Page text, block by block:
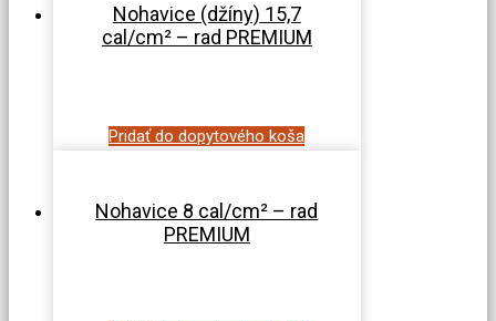
Nohavice (džíny) 15,7
cal/cm² – rad PREMIUM
Pridať do dopytového koša
Nohavice 8 cal/cm² – rad
PREMIUM